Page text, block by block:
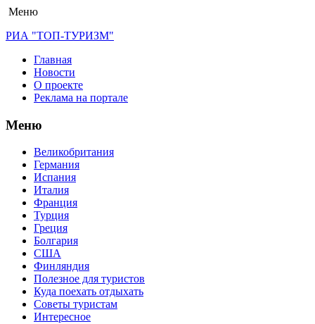
Меню
РИА "ТОП-ТУРИЗМ"
Главная
Новости
О проекте
Реклама на портале
Меню
Великобритания
Германия
Испания
Италия
Франция
Турция
Греция
Болгария
США
Финляндия
Полезное для туристов
Куда поехать отдыхать
Советы туристам
Интересное